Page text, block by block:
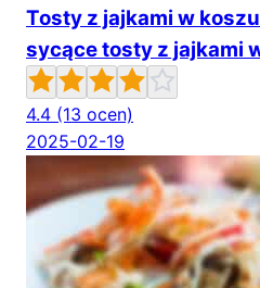
Tosty z jajkami w
sycące tosty z jajkami
4.4 (13 ocen)
2025-02-19